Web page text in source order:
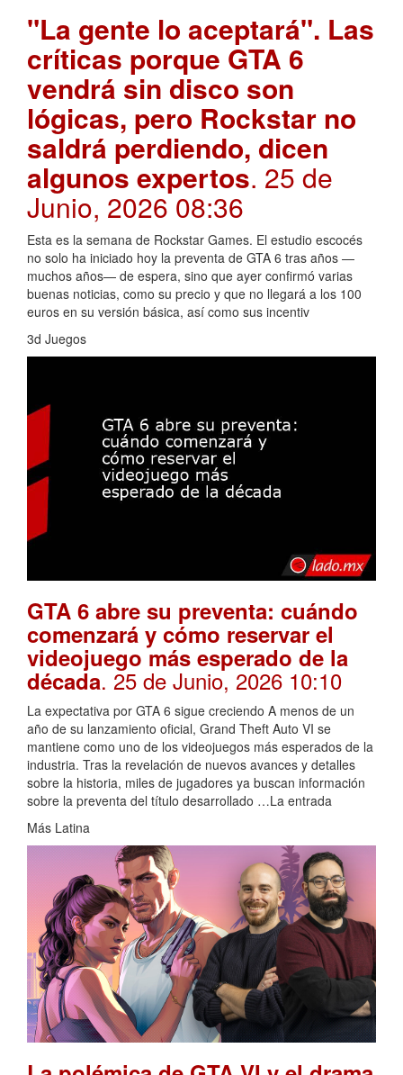
"La gente lo aceptará". Las
críticas porque GTA 6
vendrá sin disco son
lógicas, pero Rockstar no
saldrá perdiendo, dicen
algunos expertos. 25 de
Junio, 2026 08:36
Esta es la semana de Rockstar Games. El estudio escocés
no solo ha iniciado hoy la preventa de GTA 6 tras años —
muchos años— de espera, sino que ayer confirmó varias
buenas noticias, como su precio y que no llegará a los 100
euros en su versión básica, así como sus incentiv
3d Juegos
GTA 6 abre su preventa: cuándo
comenzará y cómo reservar el
videojuego más esperado de la
década. 25 de Junio, 2026 10:10
La expectativa por GTA 6 sigue creciendo A menos de un
año de su lanzamiento oficial, Grand Theft Auto VI se
mantiene como uno de los videojuegos más esperados de la
industria. Tras la revelación de nuevos avances y detalles
sobre la historia, miles de jugadores ya buscan información
sobre la preventa del título desarrollado …La entrada
Más Latina